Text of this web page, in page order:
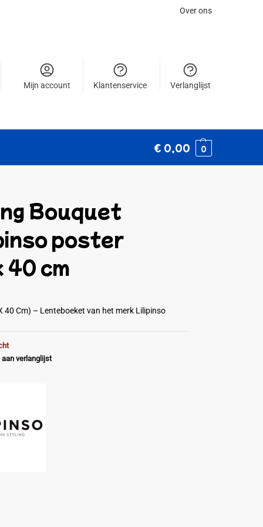
Over ons
Mijn account Klantenservice Verlanglijst
€ 0,00 0
Bouquet
poster
40 cm
40 Cm) – Lenteboeket van het merk Lilipinso
aan verlanglijst